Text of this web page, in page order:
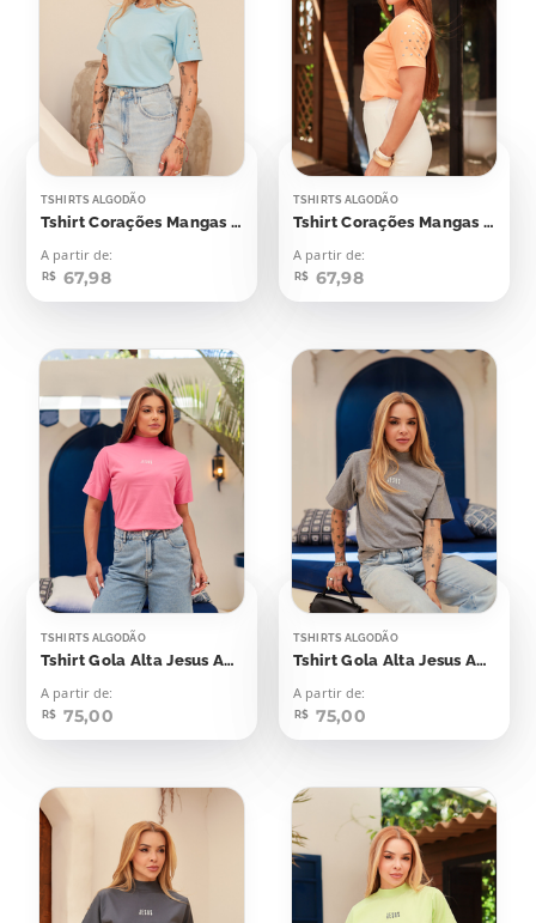
TSHIRTS ALGODÃO
Tshirt Corações Mangas Aplicação
A partir de:
R$ 67,98
TSHIRTS ALGODÃO
Tshirt Corações Mangas Aplicação
A partir de:
R$ 67,98
TSHIRTS ALGODÃO
Tshirt Gola Alta Jesus Aplicação
A partir de:
R$ 75,00
TSHIRTS ALGODÃO
Tshirt Gola Alta Jesus Aplicação
A partir de:
R$ 75,00